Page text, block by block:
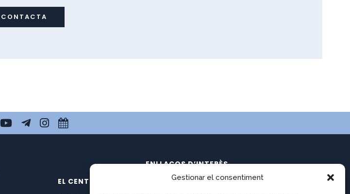
Gestionar el consentiment
CONTACTA
EL CENTRE
ENLLAÇOS D’INTERÈS
Calendari